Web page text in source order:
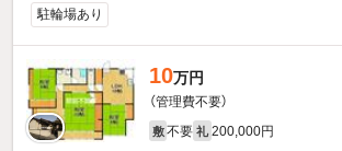
駐輪場あり
10万円
（管理費不要）
敷 不要 礼 200,000円